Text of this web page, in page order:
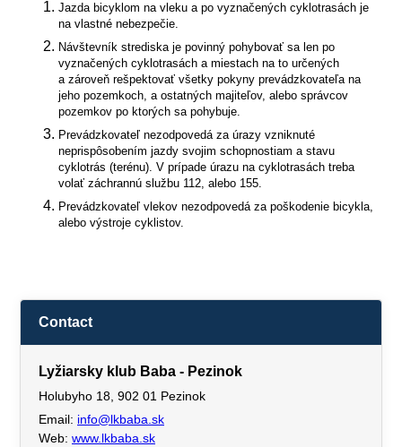
Jazda bicyklom na vleku a po vyznačených cyklotrasách je
na vlastné nebezpečie.
Návštevník strediska je povinný pohybovať sa len po
vyznačených cyklotrasách a miestach na to určených
a zároveň rešpektovať všetky pokyny prevádzkovateľa na
jeho pozemkoch, a ostatných majiteľov, alebo správcov
pozemkov po ktorých sa pohybuje.
Prevádzkovateľ nezodpovedá za úrazy vzniknuté
neprispôsobením jazdy svojim schopnostiam a stavu
cyklotrás (terénu). V prípade úrazu na cyklotrasách treba
volať záchrannú službu 112, alebo 155.
Prevádzkovateľ vlekov nezodpovedá za poškodenie bicykla,
alebo výstroje cyklistov.
Contact
Lyžiarsky klub Baba - Pezinok
Holubyho 18, 902 01 Pezinok
Email: info@lkbaba.sk
Web: www.lkbaba.sk